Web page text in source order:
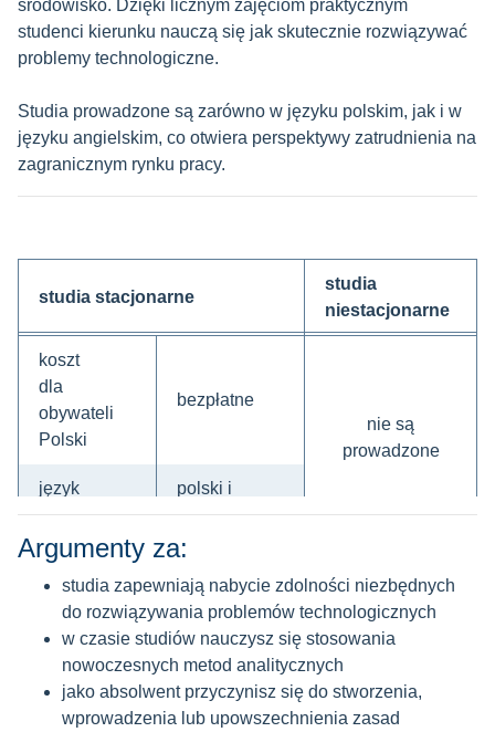
środowisko. Dzięki licznym zajęciom praktycznym
studenci kierunku nauczą się jak skutecznie rozwiązywać
problemy technologiczne.
Studia prowadzone są zarówno w języku polskim, jak i w
języku angielskim, co otwiera perspektywy zatrudnienia na
zagranicznym rynku pracy.
studia stacjonarne
studia
niestacjonarne
koszt
dla
obywateli
Polski
bezpłatne
nie są
prowadzone
język
wykładowy
polski i
angielski
przedmioty maturalne brane pod uwagę przy
rekrutacji:
matematyka
przedmiot dodatkowy: fizyka albo chemia
j. polski
j. obcy
Argumenty za:
studia zapewniają nabycie zdolności niezbędnych
do rozwiązywania problemów technologicznych
w czasie studiów nauczysz się stosowania
nowoczesnych metod analitycznych
jako absolwent przyczynisz się do stworzenia,
wprowadzenia lub upowszechnienia zasad